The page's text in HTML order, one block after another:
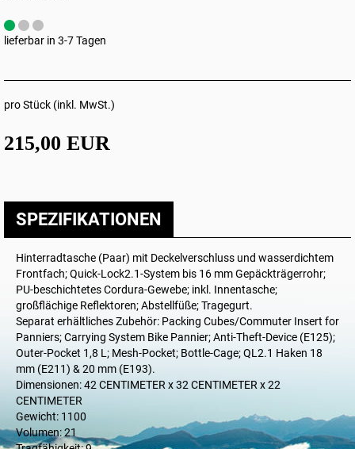
lieferbar in 3-7 Tagen
pro Stück (inkl. MwSt.)
215,00 EUR
SPEZIFIKATIONEN
Hinterradtasche (Paar) mit Deckelverschluss und wasserdichtem
Frontfach; Quick-Lock2.1-System bis 16 mm Gepäckträgerrohr;
PU-beschichtetes Cordura-Gewebe; inkl. Innentasche;
großflächige Reflektoren; Abstellfüße; Tragegurt.
Separat erhältliches Zubehör: Packing Cubes/Commuter Insert for
Panniers; Carrying System Bike Pannier; Anti-Theft-Device (E125);
Outer-Pocket 1,8 L; Mesh-Pocket; Bottle-Cage; QL2.1 Haken 18
mm (E211) & 20 mm (E193).
Dimensionen: 42 CENTIMETER x 32 CENTIMETER x 22
CENTIMETER
Gewicht: 1100
Volumen: 21